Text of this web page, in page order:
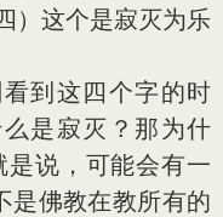
）这个是寂灭为乐
到这四个字的时
是寂灭？那为什
说，可能会有一
是佛教在教所有的